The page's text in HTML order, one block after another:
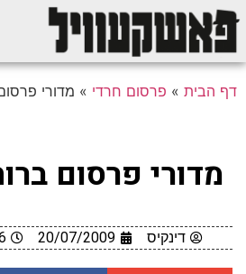
דף הבית » פרסום חרדי » מדורי
מדורי פרסום
דינקיס 20/07/2009